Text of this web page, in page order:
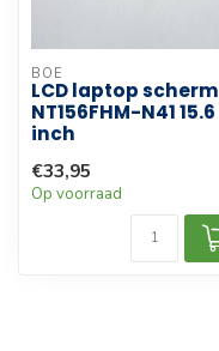
BOE
LCD laptop scherm
NT156FHM-N41 15.6
inch
€33,95
Op voorraad